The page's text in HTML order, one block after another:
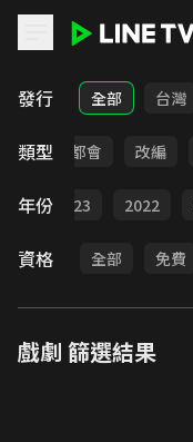
LINE TV - 戲劇
發行 全部 台灣
類型
愛情 都會 改編
年份 2023 2022
資格 全部 免費
戲劇 篩選結果